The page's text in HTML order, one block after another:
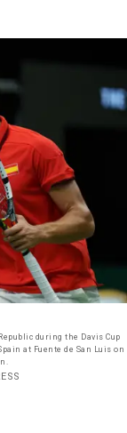
during the Davis Cup
at Fuente de San Luis on